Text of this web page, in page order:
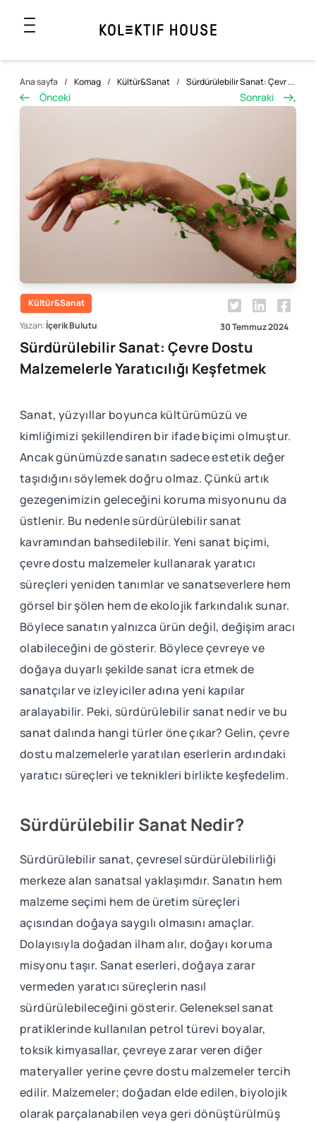
Ana sayfa / Komag / Kültür&Sanat / Sürdürülebilir Sanat: Çevr ...
Önceki Sonraki ,
Kültür&Sanat
Yazan:İçerik Bulutu 30 Temmuz 2024
Sürdürülebilir Sanat: Çevre Dostu
Malzemelerle Yaratıcılığı Keşfetmek
Sanat, yüzyıllar boyunca kültürümüzü ve
kimliğimizi şekillendiren bir ifade biçimi olmuştur.
Ancak günümüzde sanatın sadece estetik değer
taşıdığını söylemek doğru olmaz. Çünkü artık
gezegenimizin geleceğini koruma misyonunu da
üstlenir. Bu nedenle sürdürülebilir sanat
kavramından bahsedilebilir. Yeni sanat biçimi,
çevre dostu malzemeler kullanarak yaratıcı
süreçleri yeniden tanımlar ve sanatseverlere hem
görsel bir şölen hem de ekolojik farkındalık sunar.
Böylece sanatın yalnızca ürün değil, değişim aracı
olabileceğini de gösterir. Böylece çevreye ve
doğaya duyarlı şekilde sanat icra etmek de
sanatçılar ve izleyiciler adına yeni kapılar
aralayabilir. Peki, sürdürülebilir sanat nedir ve bu
sanat dalında hangi türler öne çıkar? Gelin, çevre
dostu malzemelerle yaratılan eserlerin ardındaki
yaratıcı süreçleri ve teknikleri birlikte keşfedelim.
Sürdürülebilir Sanat Nedir?
Sürdürülebilir sanat, çevresel sürdürülebilirliği
merkeze alan sanatsal yaklaşımdır. Sanatın hem
malzeme seçimi hem de üretim süreçleri
açısından doğaya saygılı olmasını amaçlar.
Dolayısıyla doğadan ilham alır, doğayı koruma
misyonu taşır. Sanat eserleri, doğaya zarar
vermeden yaratıcı süreçlerin nasıl
sürdürülebileceğini gösterir. Geleneksel sanat
pratiklerinde kullanılan petrol türevi boyalar,
toksik kimyasallar, çevreye zarar veren diğer
materyaller yerine çevre dostu malzemeler tercih
edilir. Malzemeler; doğadan elde edilen, biyolojik
olarak parçalanabilen veya geri dönüştürülmüş